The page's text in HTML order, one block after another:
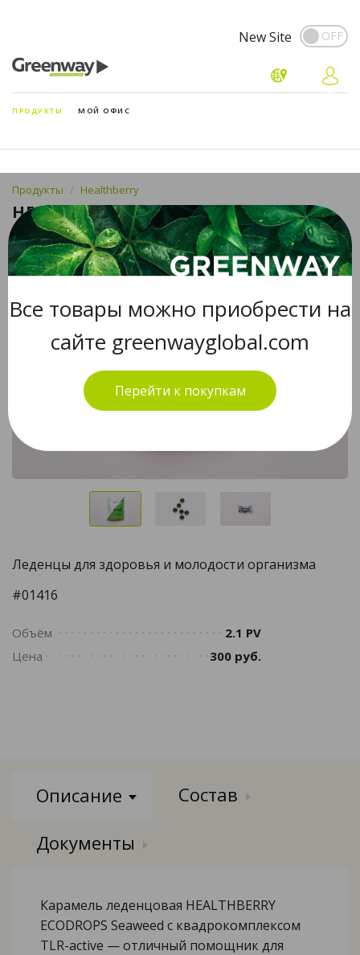
New Site
ПРОДУКТЫ МОЙ ОФИС
Все товары можно приобрести на
сайте greenwayglobal.com
Перейти к покупкам
Продукты Healthberry
HEALTHBERRY ECODROPS SEAWEED
Леденцы для здоровья и молодости организма
#01416
Объём
2.1 PV
Цена
300 руб.
Описание
Состав
Документы
Карамель леденцовая HEALTHBERRY
ECODROPS Seaweed с квадрокомплексом
TLR-active — отличный помощник для